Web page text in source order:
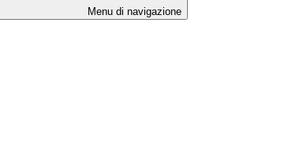
Menu di navigazione